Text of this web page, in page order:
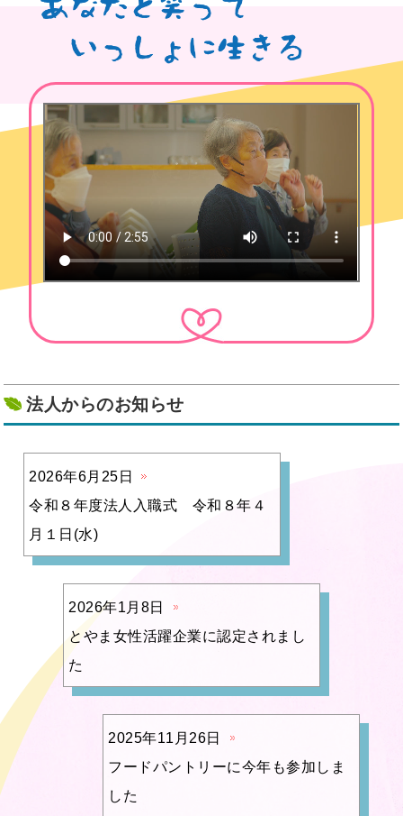
法人からのお知らせ
2026年6月25日
令和８年度法人入職式 令和８年４
月１日(水)
2026年1月8日
とやま女性活躍企業に認定されまし
た
2025年11月26日
フードパントリーに今年も参加しま
した